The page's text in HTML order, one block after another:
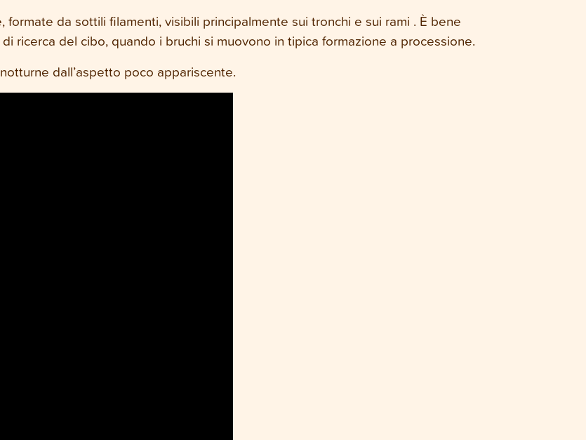
da sottili filamenti, visibili principalmente sui tronchi e sui rami . È bene
ricerca del cibo, quando i bruchi si muovono in tipica formazione a processione.
dall’aspetto poco appariscente.